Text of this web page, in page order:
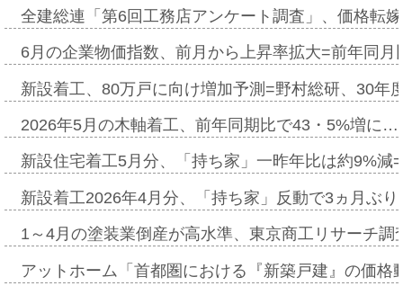
全建総連「第6回工務店アンケート調査」、価格転
6月の企業物価指数、前月から上昇率拡大=前年同
新設着工、80万戸に向け増加予測=野村総研、30年
2026年5月の木軸着工、前年同期比で43・5%増に…
新設住宅着工5月分、「持ち家」一昨年比は約9%
新設着工2026年4月分、「持ち家」反動で3ヵ月ぶ
1～4月の塗装業倒産が高水準、東京商工リサーチ
アットホーム「首都圏における『新築戸建』の価